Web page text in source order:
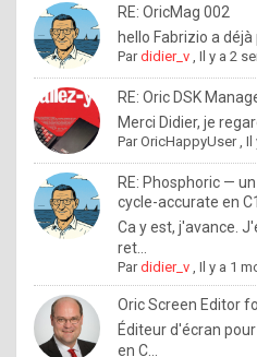
o
l
e
x
.
I
f
y
o
u
RE: OricMag 002
hello Fabrizio a déjà
Pardidier_v ,Il y a 2
RE: Oric DSK
Merci Didier, je
ParOricHappyUser,Il
RE: Phosphoric —
cycle-accurate en
Ca y est, j'avance.
ret...
Pardidier_v ,Il y a 1
Oric Screen Editor
Éditeur d'écran
en C...